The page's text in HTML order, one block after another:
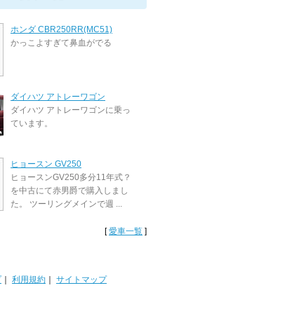
ホンダ CBR250RR(MC51)
かっこよすぎて鼻血がでる
ダイハツ アトレーワゴン
ダイハツ アトレーワゴンに乗っ
ています。
ヒョースン GV250
ヒョースンGV250多分11年式？
を中古にて赤男爵で購入しまし
た。 ツーリングメインで週 ...
[愛車一覧 ]
｜ 利用規約 サイトマップ